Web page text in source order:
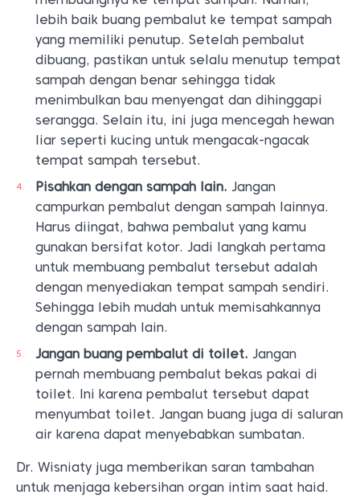
lebih baik buang pembalut ke tempat sampah
yang memiliki penutup. Setelah pembalut
dibuang, pastikan untuk selalu menutup tempat
sampah dengan benar sehingga tidak
menimbulkan bau menyengat dan dihinggapi
serangga. Selain itu, ini juga mencegah hewan
liar seperti kucing untuk mengacak-ngacak
tempat sampah tersebut.
Pisahkan dengan sampah lain. Jangan
campurkan pembalut dengan sampah lainnya.
Harus diingat, bahwa pembalut yang kamu
gunakan bersifat kotor. Jadi langkah pertama
untuk membuang pembalut tersebut adalah
dengan menyediakan tempat sampah sendiri.
Sehingga lebih mudah untuk memisahkannya
dengan sampah lain.
Jangan buang pembalut di toilet. Jangan
pernah membuang pembalut bekas pakai di
toilet. Ini karena pembalut tersebut dapat
menyumbat toilet. Jangan buang juga di saluran
air karena dapat menyebabkan sumbatan.
Dr. Wisniaty juga memberikan saran tambahan
untuk menjaga kebersihan organ intim saat haid.